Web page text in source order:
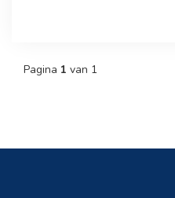
Pagina 1 van 1